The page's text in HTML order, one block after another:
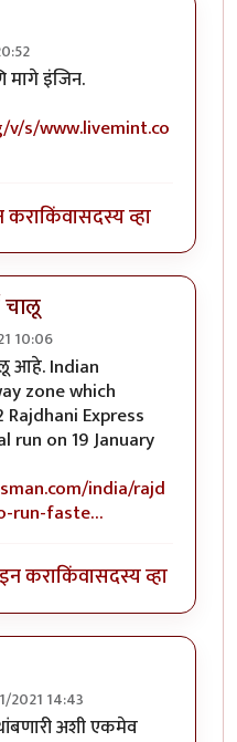
मागे इंजिन.
v/s/www.livemint.co
कराकिंवासदस्य व्हा
चालू
10:06
हेमंतकुमार
आहे. Indian
zone which
Express
run on 19 January
india/rajd
run-faste…
कराकिंवासदस्य व्हा
2021 14:43
गेली २ वर्षे चालूby
अशी एकमेव